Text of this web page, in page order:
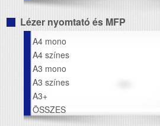
Lézer nyomtató és MFP
A4 mono
A4 színes
A3 mono
A3 színes
A3+
ÖSSZES